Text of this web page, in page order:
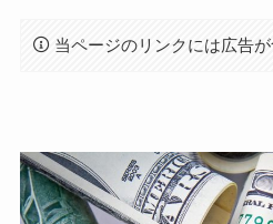
当ページのリンクには広告が